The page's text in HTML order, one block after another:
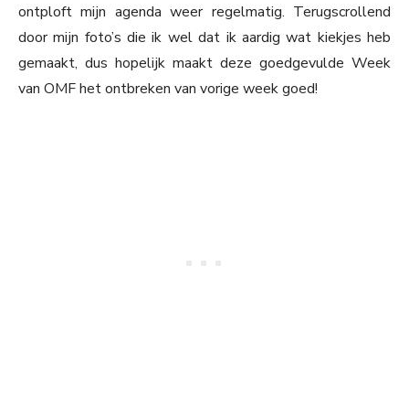
ontploft mijn agenda weer regelmatig. Terugscrollend
door mijn foto’s die ik wel dat ik aardig wat kiekjes heb
gemaakt, dus hopelijk maakt deze goedgevulde Week
van OMF het ontbreken van vorige week goed!